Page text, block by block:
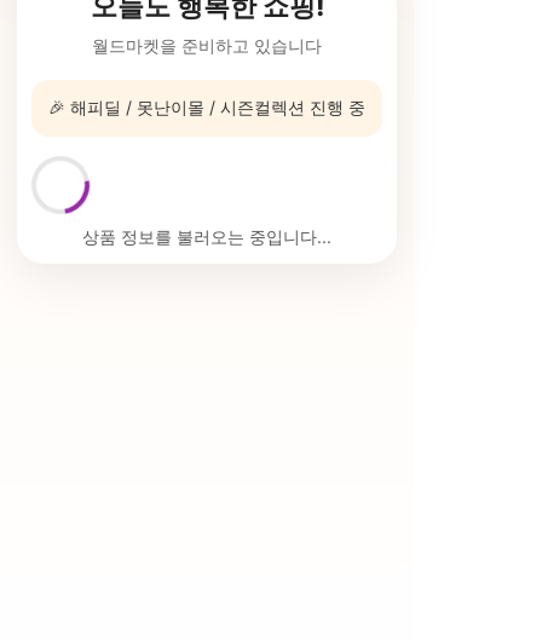
월드마켓을 준비하고 있습니다
🎉 해피딜 / 못난이몰 / 시즌컬렉션 진행 중
상품 정보를 불러오는 중입니다...